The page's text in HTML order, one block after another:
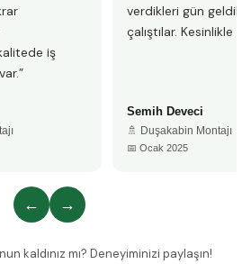
iş
verdikleri gün
çalıştılar. Kesinlikle
Semih Deveci
🚿 Duşakabin Montajı
📅 Ocak 2025
← →
kaldınız mı? Deneyiminizi paylaşın!